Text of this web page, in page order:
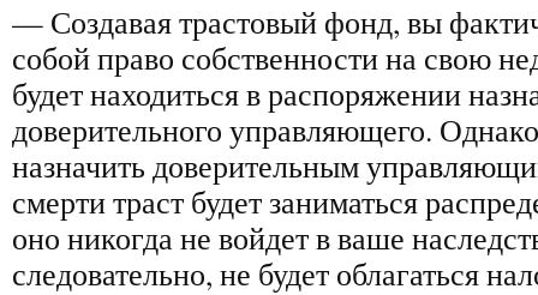
— Создавая трастовый фонд, вы
собой право собственности на свою
будет находиться в распоряжении
доверительного управляющего.
назначить доверительным
смерти траст будет заниматься
оно никогда не войдет в ваше
следовательно, не будет облагаться